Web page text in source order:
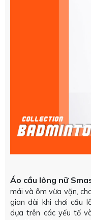
Áo cầu lông nữ
mái và ôm vừa vặn,
gian dài khi chơi cầu
dựa trên các yếu tố